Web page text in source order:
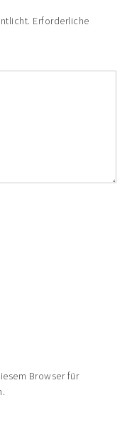
Erforderliche
Browser für